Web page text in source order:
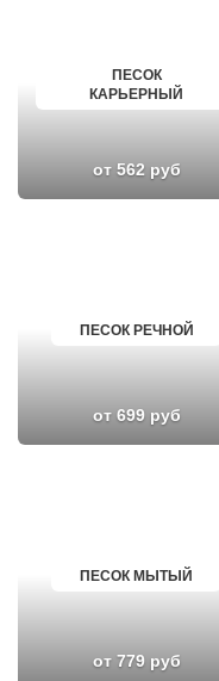
ПЕСОК
КАРЬЕРНЫЙ
от 562 руб
ПЕСОК РЕЧНОЙ
от 699 руб
ПЕСОК МЫТЫЙ
от 779 руб